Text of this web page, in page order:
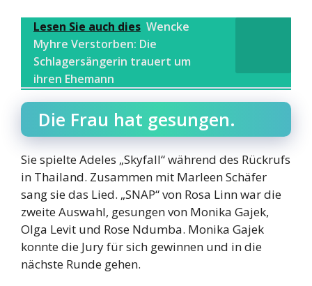
Lesen Sie auch dies Wencke
Myhre Verstorben: Die
Schlagersängerin trauert um
ihren Ehemann
Die Frau hat gesungen.
Sie spielte Adeles „Skyfall“ während des Rückrufs
in Thailand. Zusammen mit Marleen Schäfer
sang sie das Lied. „SNAP“ von Rosa Linn war die
zweite Auswahl, gesungen von Monika Gajek,
Olga Levit und Rose Ndumba. Monika Gajek
konnte die Jury für sich gewinnen und in die
nächste Runde gehen.